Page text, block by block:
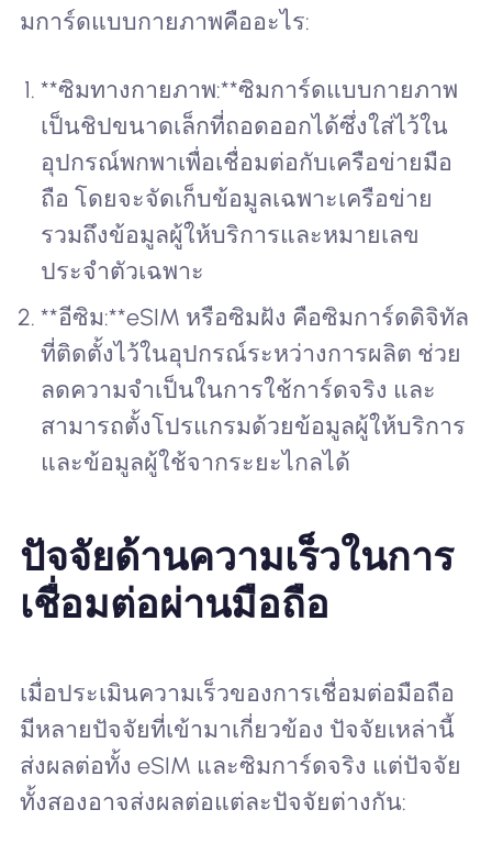
มการ์ดแบบกายภาพคืออะไร:
**ซิมทางกายภาพ:**ซิมการ์ดแบบกายภาพ
เป็นชิปขนาดเล็กที่ถอดออกได้ซึ่งใส่ไว้ใน
อุปกรณ์พกพาเพื่อเชื่อมต่อกับเครือข่ายมือ
ถือ โดยจะจัดเก็บข้อมูลเฉพาะเครือข่าย
รวมถึงข้อมูลผู้ให้บริการและหมายเลข
ประจำตัวเฉพาะ
**อีซิม:**eSIM หรือซิมฝัง คือซิมการ์ดดิจิทัล
ที่ติดตั้งไว้ในอุปกรณ์ระหว่างการผลิต ช่วย
ลดความจำเป็นในการใช้การ์ดจริง และ
สามารถตั้งโปรแกรมด้วยข้อมูลผู้ให้บริการ
และข้อมูลผู้ใช้จากระยะไกลได้
ปัจจัยด้านความเร็วในการ
เชื่อมต่อผ่านมือถือ
เมื่อประเมินความเร็วของการเชื่อมต่อมือถือ
มีหลายปัจจัยที่เข้ามาเกี่ยวข้อง ปัจจัยเหล่านี้
ส่งผลต่อทั้ง eSIM และซิมการ์ดจริง แต่ปัจจัย
ทั้งสองอาจส่งผลต่อแต่ละปัจจัยต่างกัน: